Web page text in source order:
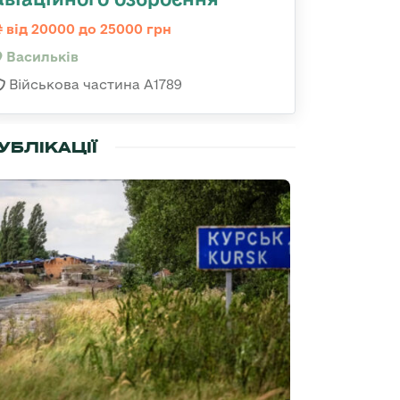
від 20000 до 25000 грн
Васильків
Військова частина А1789